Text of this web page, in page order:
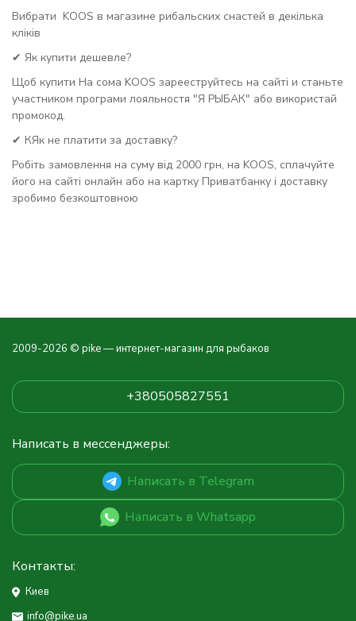
Вибрати KOOS в магазине рибальских снастей в декілька
кліків
✔ Як купити дешевле?
Щоб купити На сома KOOS зарееструйтесь на сайті и станьте
участником програми лояльностя "Я РЫБАК" або використай
промокод.
✔ КЯк не платити за доставку?
Робіть замовлення на суму від 2000 грн, на KOOS, сплачуйте
його на сайті онлайн або на картку Приватбанку і доставку
зробимо безкоштовною
2009-2026 © pike — интернет-магазин для рыбаков
+380505827551
Написать в мессенджеры:
Написать в Telegram
Написать в Whatsapp
Контакты:
Киев
info@pike.ua